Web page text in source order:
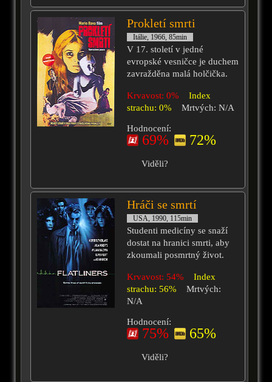
Prokletí smrti
Itálie, 1966, 85min
V 17. století v jedné
evropské vesničce je duchem
zavražděna malá holčička.
Krvavost: 0%
Index
strachu: 0%
Mrtvých: N/A
Hodnocení:
69% 72%
Viděli?
Hráči se smrtí
USA, 1990, 115min
Studenti medicíny se snaží
dostat na hranici smrti, aby
zkoumali posmrtný život.
Krvavost: 54%
Index
strachu: 56%
Mrtvých:
N/A
Hodnocení:
75% 65%
Viděli?